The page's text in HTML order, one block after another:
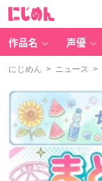
作品名 声優
にじめん > ニュース >